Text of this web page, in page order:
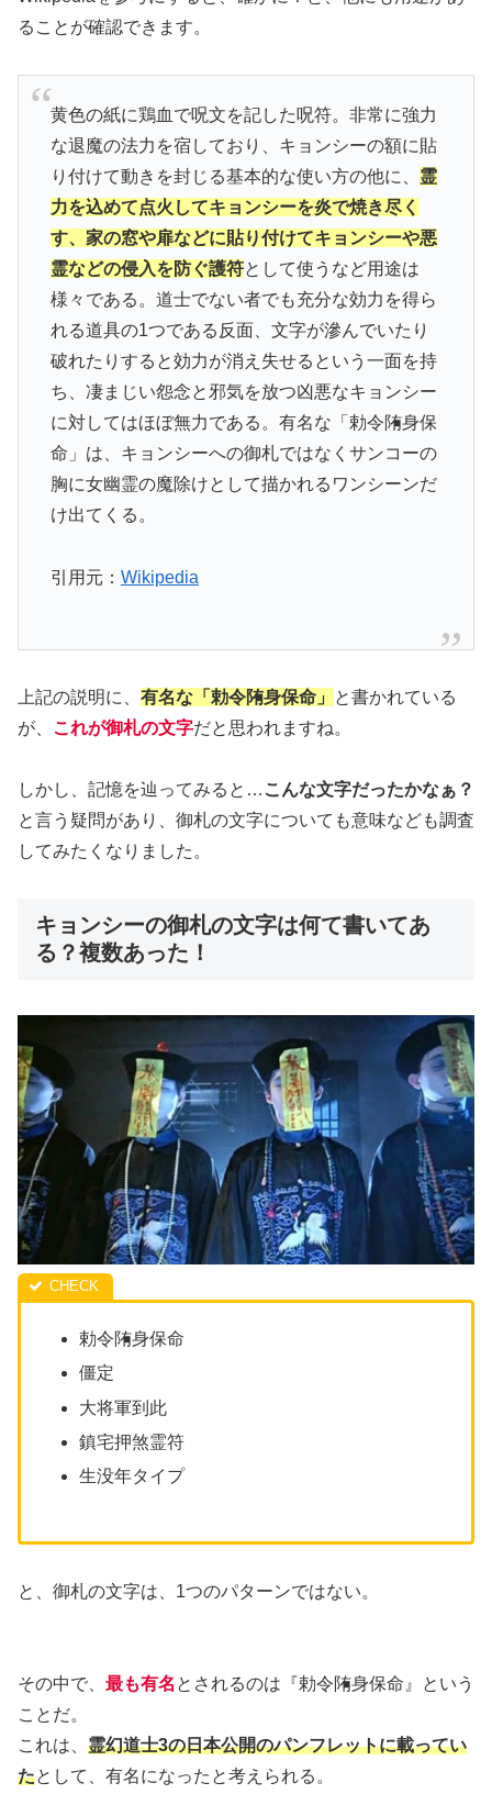
ることが確認できます。
黄色の紙に鶏血で呪文を記した呪符。非常に強力
な退魔の法力を宿しており、キョンシーの額に貼
り付けて動きを封じる基本的な使い方の他に、 霊
力を込めて点火してキョンシーを炎で焼き尽く
す、家の窓や扉などに貼り付けてキョンシーや悪
霊などの侵入を防ぐ護符として使うなど用途は
様々である。道士でない者でも充分な効力を得ら
れる道具の1つである反面、文字が滲んでいたり
破れたりすると効力が消え失せるという一面を持
ち、凄まじい怨念と邪気を放つ凶悪なキョンシー
に対してはほぼ無力である。有名な「勅令陏身保
命」は、キョンシーへの御札ではなくサンコーの
胸に女幽霊の魔除けとして描かれるワンシーンだ
け出てくる。
引用元： Wikipedia
上記の説明に、 有名な「勅令陏身保命」
と書かれている
が、 これが御札の文字だと思われますね。
しかし、記憶を辿ってみると… こんな文字だったかなぁ？
と言う疑問があり、御札の文字についても意味なども調査
してみたくなりました。
キョンシーの御札の文字は何て書いてあ
る？複数あった！
勅令陏身保命
僵定
大将軍到此
鎮宅押煞霊符
生没年タイプ
と、御札の文字は、1つのパターンではない。
その中で、 最も有名 とされるのは『勅令陏身保命』という
ことだ。
これは、 霊幻道士3の日本公開のパンフレットに載ってい
たとして、有名になったと考えられる。